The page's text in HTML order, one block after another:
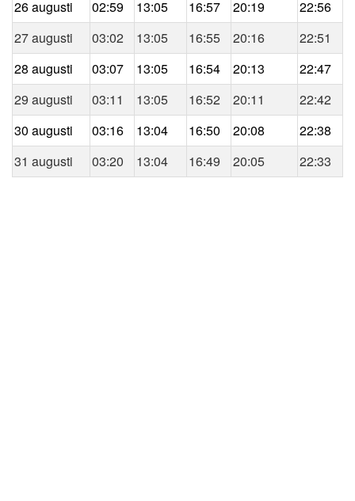
26 augusti 02:59 13:05 16:57 20:19
22:56
27 augusti
03:02 13:05 16:55 20:16
22:51
28 augusti
03:07 13:05 16:54 20:13
22:47
29 augusti
03:11 13:05 16:52 20:11
22:42
30 augusti
03:16 13:04 16:50 20:08
22:38
31 augusti
03:20 13:04 16:49 20:05 22:33